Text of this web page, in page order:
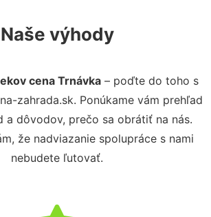
Naše výhody
cena Trnávka – poďte do toho s
zahrada.sk. Ponúkame vám prehľad
a dôvodov, prečo sa obrátiť na nás.
že nadviazanie spolupráce s nami
nebudete ľutovať.